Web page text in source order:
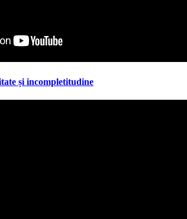
și incompletitudine